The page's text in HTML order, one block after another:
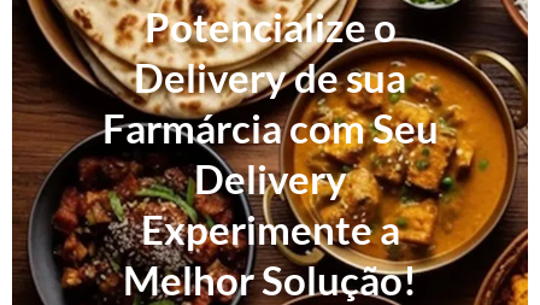
Potencialize o
Delivery de sua
Farmárcia com Seu
Delivery
Experimente a
Melhor Solução!